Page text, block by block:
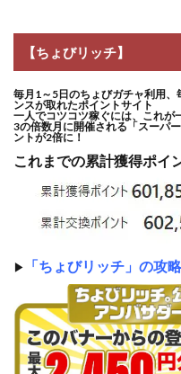
【ちょびリッチ】
毎月1～5日のちょびガチャ利用
ンスが取れたポイントサイト
一人でコツコツ稼ぐには、これが
3の倍数月に開催される「スーパ
ントが2倍に！
これまでの累計獲得ポイ
▶ 「ちょびリッチ」の攻